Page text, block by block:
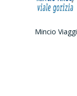
Mincio Viaggi